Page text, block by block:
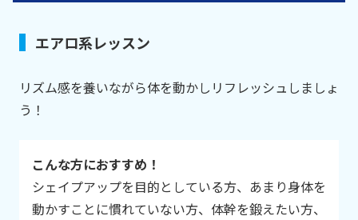
エアロ系レッスン
リズム感を養いながら体を動かしリフレッシュしましょ
う！
こんな方におすすめ！
シェイプアップを目的としている方、あまり身体を
動かすことに慣れていない方、体幹を鍛えたい方、